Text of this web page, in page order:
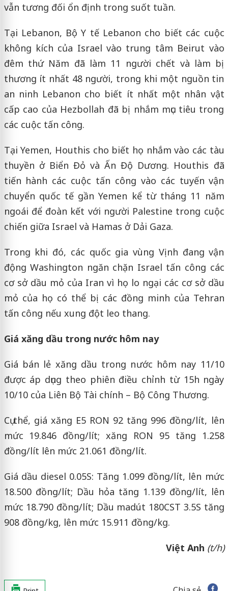
vẫn tương đối ổn định trong suốt tuần.
Tại Lebanon, Bộ Y tế Lebanon cho biết các cuộc
không kích của Israel vào trung tâm Beirut vào
đêm thứ Năm đã làm 11 người chết và làm bị
thương ít nhất 48 người, trong khi một nguồn tin
an ninh Lebanon cho biết ít nhất một nhân vật
cấp cao của Hezbollah đã bị nhắm mục tiêu trong
các cuộc tấn công.
Tại Yemen, Houthis cho biết họ nhắm vào các tàu
thuyền ở Biển Đỏ và Ấn Độ Dương. Houthis đã
tiến hành các cuộc tấn công vào các tuyến vận
chuyển quốc tế gần Yemen kể từ tháng 11 năm
ngoái để đoàn kết với người Palestine trong cuộc
chiến giữa Israel và Hamas ở Dải Gaza.
Trong khi đó, các quốc gia vùng Vịnh đang vận
động Washington ngăn chặn Israel tấn công các
cơ sở dầu mỏ của Iran vì họ lo ngại các cơ sở dầu
mỏ của họ có thể bị các đồng minh của Tehran
tấn công nếu xung đột leo thang.
Giá xăng dầu trong nước hôm nay
Giá bán lẻ xăng dầu trong nước hôm nay 11/10
được áp dụng theo phiên điều chỉnh từ 15h ngày
10/10 của Liên Bộ Tài chính – Bộ Công Thương.
Cụ thể, giá xăng E5 RON 92 tăng 996 đồng/lít, lên
mức 19.846 đồng/lít; xăng RON 95 tăng 1.258
đồng/lít lên mức 21.061 đồng/lít.
Giá dầu diesel 0.05S: Tăng 1.099 đồng/lít, lên mức
18.500 đồng/lít; Dầu hỏa tăng 1.139 đồng/lít, lên
mức 18.790 đồng/lít; Dầu madút 180CST 3.5S tăng
908 đồng/kg, lên mức 15.911 đồng/kg.
Việt Anh (t/h)